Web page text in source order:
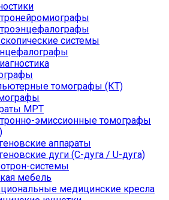
системы
томографы (КТ)
МРТ
эмиссионные томографы
аппараты
дуги (С-дуга / U-дуга)
системы
мебель
медицинские кресла